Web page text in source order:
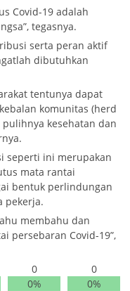
Covid-19 adalah
tegasnya.
serta peran aktif
dibutuhkan
tentunya dapat
komunitas (herd
kesehatan dan
seperti ini merupakan
mata rantai
bentuk perlindungan
pekerja.
membahu dan
persebaran Covid-19”,
0
0%
0
0%